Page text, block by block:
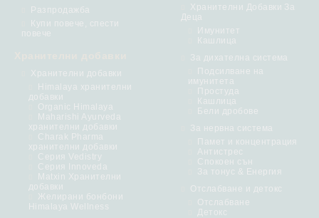
Разпродажба
Купи повече, спести
повече
Хранителни добавки
Himalaya хранителни
добавки
Organic Himalaya
Maharishi Ayurveda
хранителни добавки
Charak Pharma
хранителни добавки
Серия Vedistry
Серия Innoveda
Matxin Хранителни
добавки
Желирани бонбони
Himalaya Wellness
Хранителни Добавки За
Деца
Имунитет
Кашлица
За дихателна система
Подсилване на
имунитета
Простуда
Кашлица
Бели дробове
За нервна система
Памет и концентрация
Антистрес
Спокоен сън
За тонус & Енергия
Отслабване и детокс
Отслабване
Детокс